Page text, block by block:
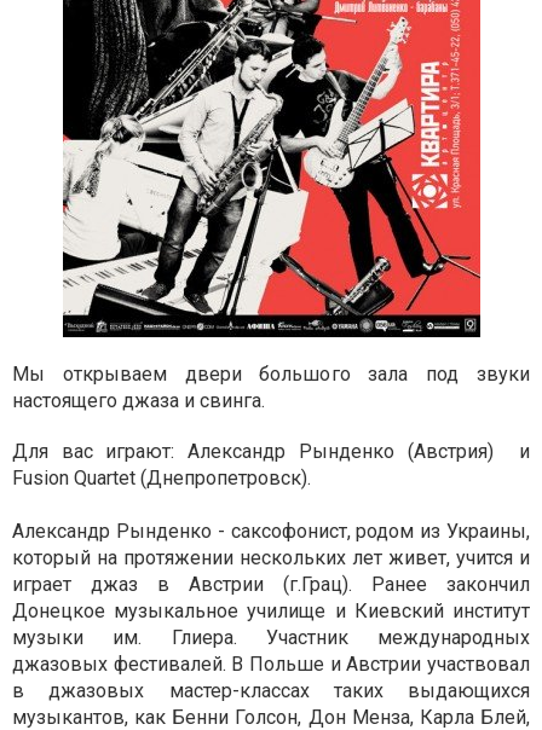
Мы открываем двери большого зала под звуки
настоящего джаза и свинга.
Для вас играют: Александр Рынденко (Австрия) и
Fusion Quartet (Днепропетровск).
Александр Рынденко - саксофонист, родом из Украины,
который на протяжении нескольких лет живет, учится и
играет джаз в Австрии (г.Грац). Ранее закончил
Донецкое музыкальное училище и Киевский институт
музыки им. Глиера. Участник международных
джазовых фестивалей. В Польше и Австрии участвовал
в джазовых мастер-классах таких выдающихся
музыкантов, как Бенни Голсон, Дон Менза, Карла Блей,